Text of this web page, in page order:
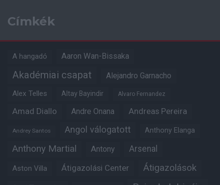
Címkék
A hangadó Aaron Wan-Bissaka
Akadémiai csapat Alejandro Garnacho
Alex Telles Altay Bayindir Alvaro Fernandez
Amad Diallo Andre Onana Andreas Pereira
Andrey Santos Angol válogatott Anthony Elanga
Anthony Martial Antony Arsenal
Aston Villa Átigazolási Center Átigazolások